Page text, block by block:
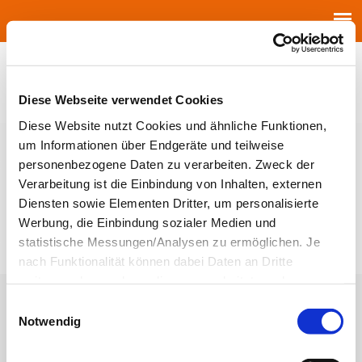
Diese Webseite verwendet Cookies
Diese Website nutzt Cookies und ähnliche Funktionen,
um Informationen über Endgeräte und teilweise
personenbezogene Daten zu verarbeiten. Zweck der
Verarbeitung ist die Einbindung von Inhalten, externen
Diensten sowie Elementen Dritter, um personalisierte
Werbung, die Einbindung sozialer Medien und
statistische Messungen/Analysen zu ermöglichen. Je
nach Funktionalität können dabei Daten an Dritte
Nutzung der Website nicht erforderlich. Das
Einverständnis in die Verwendung der Cookies können
Notwendig
Neues Logo für Seniorenumzüge
Die speziellen Bedürfnisse der Seniorenumzüge präsentieren die